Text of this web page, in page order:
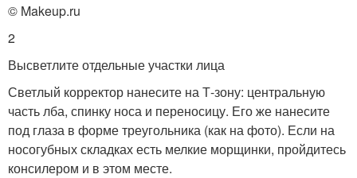
© Makeup.ru
2
Высветлите отдельные участки лица
Светлый корректор нанесите на Т-зону: центральную
часть лба, спинку носа и переносицу. Его же нанесите
под глаза в форме треугольника (как на фото). Если на
носогубных складках есть мелкие морщинки, пройдитесь
консилером и в этом месте.